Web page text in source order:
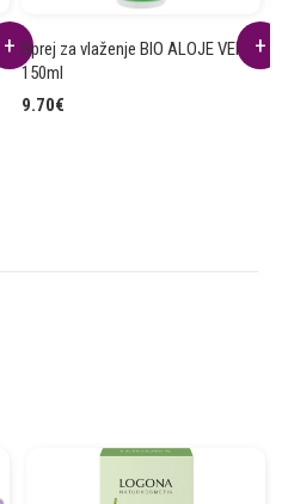
Sprej za vlaženje BIO ALOJE VERA
150ml
9.70€